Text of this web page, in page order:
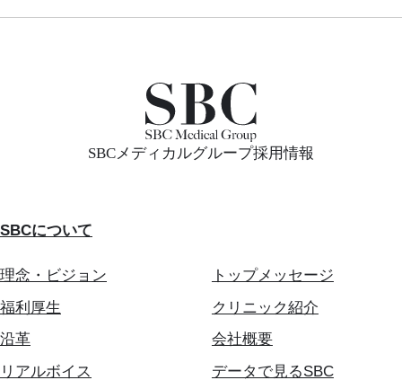
SBCメディカルグループ採用情報
SBCについて
理念・ビジョン
トップメッセージ
福利厚生
クリニック紹介
沿革
会社概要
リアルボイス
データで見るSBC